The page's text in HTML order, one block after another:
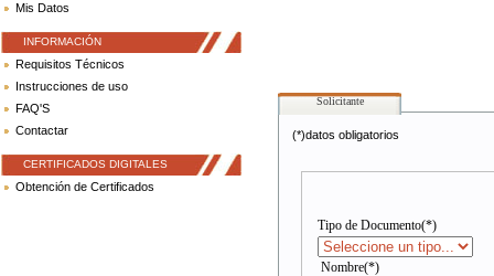
Mis Datos
INFORMACIÓN
Requisitos Técnicos
Instrucciones de uso
FAQ'S
Contactar
CERTIFICADOS DIGITALES
Obtención de Certificados
Solicitante
(*)datos obligatorios
Tipo de Documento(*)
Nombre(*)